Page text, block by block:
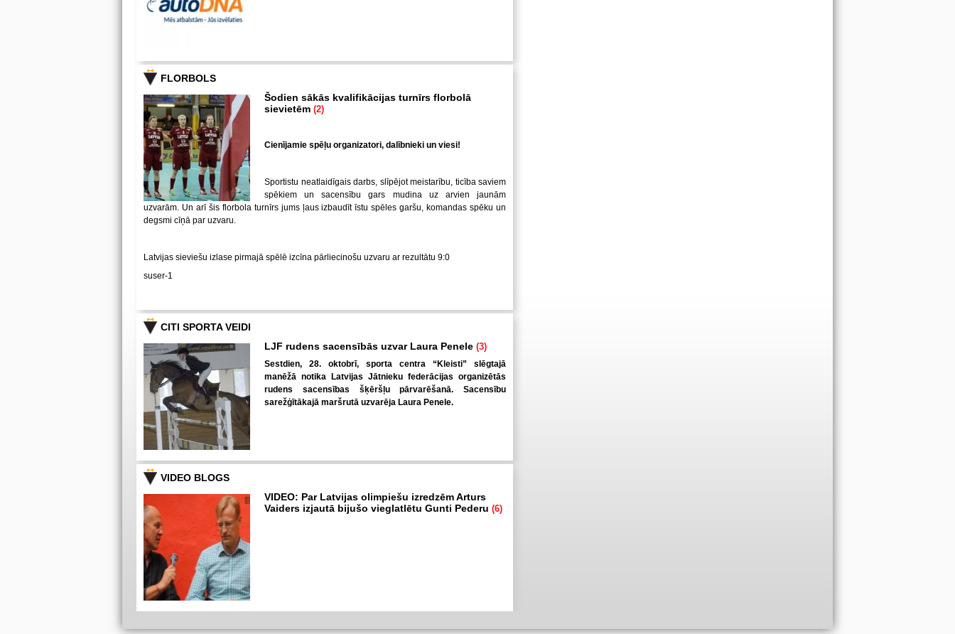
FLORBOLS
Šodien sākās kvalifikācijas turnīrs florbolā
sievietēm (2)
Cienījamie spēļu organizatori, dalībnieki un viesi!
Sportistu neatlaidīgais darbs, slīpējot meistarību, ticība saviem
spēkiem un sacensību gars mudina uz arvien jaunām
uzvarām. Un arī šis florbola turnīrs jums ļaus izbaudīt īstu spēles garšu, komandas spēku un
degsmi cīņā par uzvaru.
Latvijas sieviešu izlase pirmajā spēlē izcīna pārliecinošu uzvaru ar rezultātu 9:0
suser-1
CITI SPORTA VEIDI
LJF rudens sacensībās uzvar Laura Penele (3)
Sestdien, 28. oktobrī, sporta centra “Kleisti” slēgtajā
manēžā notika Latvijas Jātnieku federācijas organizētās
rudens sacensības šķēršļu pārvarēšanā. Sacensību
sarežģītākajā maršrutā uzvarēja Laura Penele.
VIDEO BLOGS
VIDEO: Par Latvijas olimpiešu izredzēm Arturs
Vaiders izjautā bijušo vieglatlētu Gunti Pederu (6)